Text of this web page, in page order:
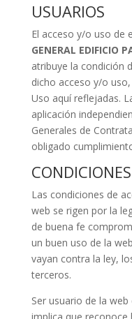
USUARIOS
El acceso y/o uso de
GENERAL EDIFICIO
atribuye la condición
dicho acceso y/o
Uso aquí reflejadas.
aplicación
Generales de
obligado
Las condiciones de
web se rigen por la
de buena fe
un buen uso de la
vayan contra la ley,
terceros.
Ser usuario de la web